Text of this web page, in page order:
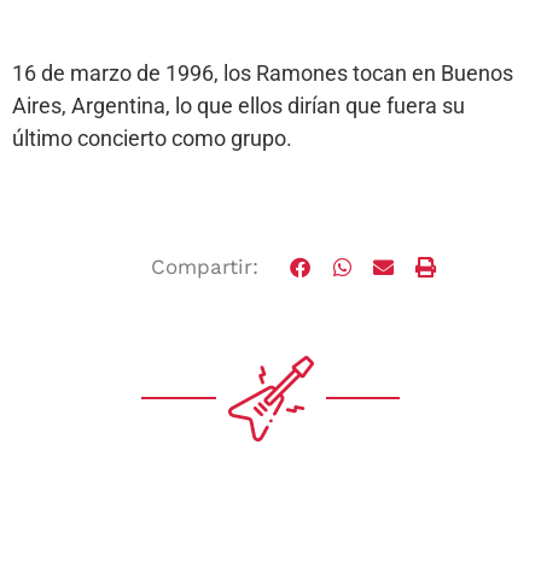
16 de marzo de 1996, los Ramones tocan en Buenos
Aires, Argentina, lo que ellos dirían que fuera su
último concierto como grupo.
Compartir: